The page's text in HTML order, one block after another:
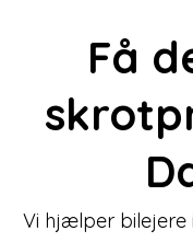
Få
Vi hjælper bilejere